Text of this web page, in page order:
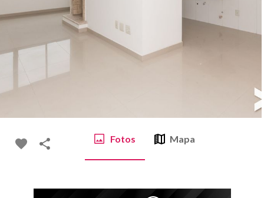
Fotos Mapa